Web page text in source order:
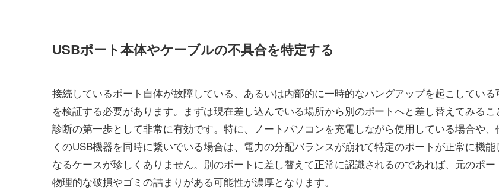
USBポート本体やケーブルの不具合を特定する
接続しているポート自体が故障している、あるいは内部的に一時的なハングアップを起こしている
を検証する必要があります。まずは現在差し込んでいる場所から別のポートへと差し替えてみるこ
診断の第一歩として非常に有効です。特に、ノートパソコンを充電しながら使用している場合や、
くのUSB機器を同時に繋いでいる場合は、電力の分配バランスが崩れて特定のポートが正常に機能
なるケースが珍しくありません。別のポートに差し替えて正常に認識されるのであれば、元のポー
物理的な破損やゴミの詰まりがある可能性が濃厚となります。